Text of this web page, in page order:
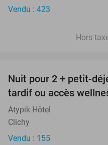
Vendu : 423
Hors
Nuit pour 2 + petit-
tardif ou accès
Atypik Hôtel
Clichy
Vendu : 155